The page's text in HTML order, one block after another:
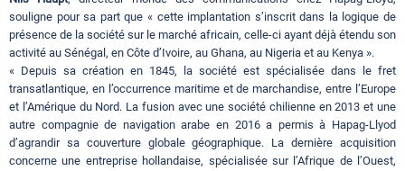
souligne pour sa part que « cette implantation s’inscrit dans la logique de
présence de la société sur le marché africain, celle-ci ayant déjà étendu son
activité au Sénégal, en Côte d’Ivoire, au Ghana, au Nigeria et au Kenya ».
« Depuis sa création en 1845, la société est spécialisée dans le fret
transatlantique, en l’occurrence maritime et de marchandise, entre l’Europe
et l’Amérique du Nord. La fusion avec une société chilienne en 2013 et une
autre compagnie de navigation arabe en 2016 a permis à Hapag-Llyod
d’agrandir sa couverture globale géographique. La dernière acquisition
concerne une entreprise hollandaise, spécialisée sur l’Afrique de l’Ouest,